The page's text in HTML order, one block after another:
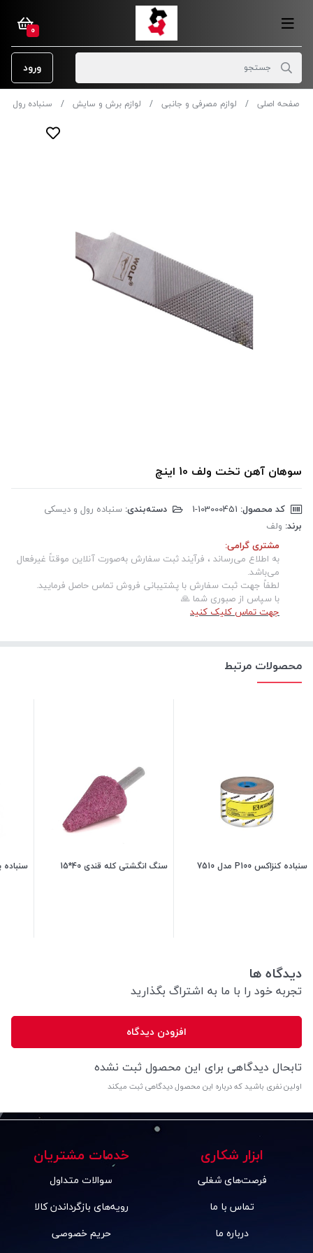
0
ورود
صفحه اصلی لوازم مصرفی و جانبی لوازم برش و سایش سنباده رول
سوهان آهن تخت ولف 10 اینچ
کد محصول: دسته‌بندی: سنباده رول و دیسکی
برند: ولف
مشتری گرامی:
به اطلاع می‌رساند ، فرآیند ثبت سفارش به‌صورت آنلاین موقتاً غیرفعال
می‌باشد.
لطفاً جهت ثبت سفارش با پشتیبانی فروش تماس حاصل فرمایید.
با سپاس از صبوری شما 🙏
جهت تماس کلیک کنید
محصولات مرتبط
سنباده کنزاکس P100 مدل 7510 سنگ انگشتی کله قندی 40*15 سنباده
دیدگاه ها
تجربه خود را با ما به اشتراگ بگذارید
افزودن دیدگاه
تابحال دیدگاهی برای این محصول ثبت نشده
اولین نفری باشید که درباره این محصول دیدگاهی ثبت میکند
ابزار شکاری
فرصت‌های شغلی
تماس با ما
درباره ما
خدمات مشتریان
سوالات متداول
رویه‌های بازگرداندن کالا
حریم خصوصی